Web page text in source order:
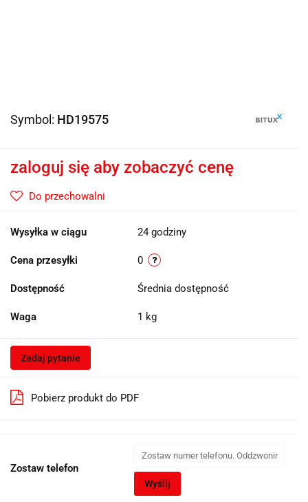
Symbol: HD19575
zaloguj się aby zobaczyć cenę
Do przechowalni
Wysyłka w ciągu 24 godziny
Cena przesyłki 0
Dostępność Średnia dostępność
Waga 1 kg
Zadaj pytanie
Pobierz produkt do PDF
Zostaw telefon
Wyślij